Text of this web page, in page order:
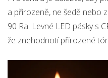
a přirozeně, ne šedě nebo
90 Ra. Levné LED pásky s
že znehodnotí přirozené